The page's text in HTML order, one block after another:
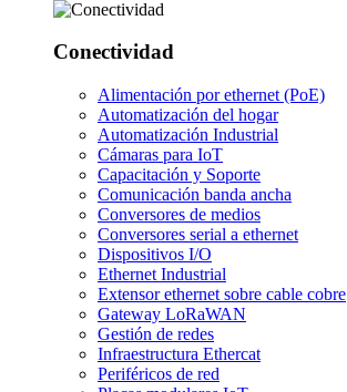
Conectividad
Alimentación por ethernet (PoE)
Automatización del hogar
Automatización Industrial
Cámaras para IoT
Capacitación y Soporte
Comunicación banda ancha
Conversores de medios
Conversores serial a ethernet
Dispositivos I/O
Ethernet Industrial
Extensor ethernet sobre cable cobre
Gateway LoRaWAN
Gestión de redes
Infraestructura Ethercat
Periféricos de red